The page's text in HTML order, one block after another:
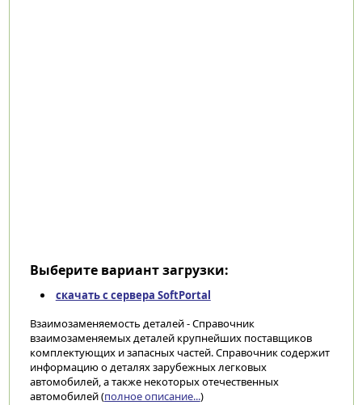
Выберите вариант загрузки:
скачать с сервера SoftPortal
Взаимозаменяемость деталей - Справочник
взаимозаменяемых деталей крупнейших поставщиков
комплектующих и запасных частей. Справочник содержит
информацию о деталях зарубежных легковых
автомобилей, а также некоторых отечественных
автомобилей (полное описание...)